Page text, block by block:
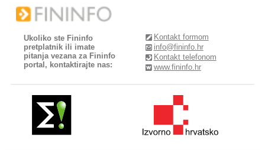
Ukoliko ste Fininfo
pretplatnik ili imate
pitanja vezana za Fininfo
portal, kontaktirajte nas:
Kontakt formom
info@fininfo.hr
Kontakt telefonom
www.fininfo.hr